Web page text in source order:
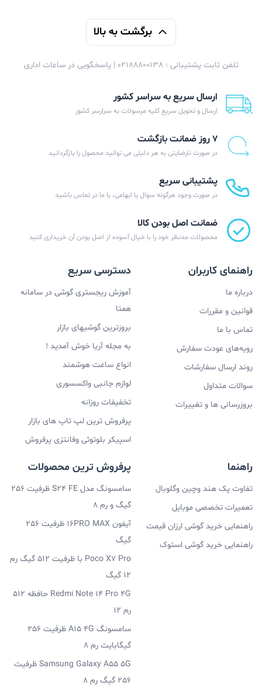
برگشت به بالا
تلفن ثابت پشتیبانی : 02188800138 | پاسخگویی در ساعات اداری
ارسال سریع به سراسر کشور
ارسال و تحویل سریع کلیه مرسولات به سرارسر کشور
۷ روز ضمانت بازگشت
در صورت نارضایتی به هر دلیلی می توانید محصول را بازگردانید
پشتیبانی سریع
در صورت وجود هرگونه سوال یا ابهامی، با ما در تماس باشید
ضمانت اصل بودن کالا
محصولات مدنظر خود را با خیال آسوده از اصل بودن آن خریداری کنید
راهنمای کاربران
درباره ما
قوانین و مقررات
تماس با ما
رویه‌های عودت سفارش
روند ارسال سفارشات
سوالات متداول
بروزرسانی ها و تغییرات
دسترسی سریع
آموزش ریجستری گوشی در سامانه
همتا
بروزترین گوشیهای بازار
به مجله آریا خوش آمدید !
انواع ساعت هوشمند
لوازم جانبی واکسسوری
تخفیفات روزانه
پرفروش ترین لپ تاپ های بازار
اسپیکر بلوتوثی وفانتزی پرفروش
راهنما
تفاوت پک هند وچین وگلوبال
تعمیرات تخصصی موبایل
راهنمایی خرید گوشی ارزان قیمت
راهنمایی خرید گوشی استوک
پرفروش ترین محصولات
سامسونگ مدل S24 FE ظرفیت 256
گیگ و رم 8
آیفون 16PRO MAX ظرفیت 256
گیگ
Poco X7 Pro با ظرفیت 512 گیگ رم
12 گیگ
Redmi Note 14 Pro 4G حافظه 512
رم 12
سامسونگ A15 4G ظرفیت 256
گیگابایت رم 8
Samsung Galaxy A55 5G ظرفیت
256 گیگ رم 8